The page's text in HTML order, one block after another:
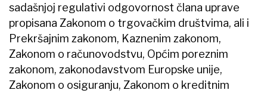
sadašnjoj regulativi odgovornost člana uprave
propisana Zakonom o trgovačkim društvima, ali i
Prekršajnim zakonom, Kaznenim zakonom,
Zakonom o računovodstvu, Općim poreznim
zakonom, zakonodavstvom Europske unije,
Zakonom o osiguranju, Zakonom o kreditnim